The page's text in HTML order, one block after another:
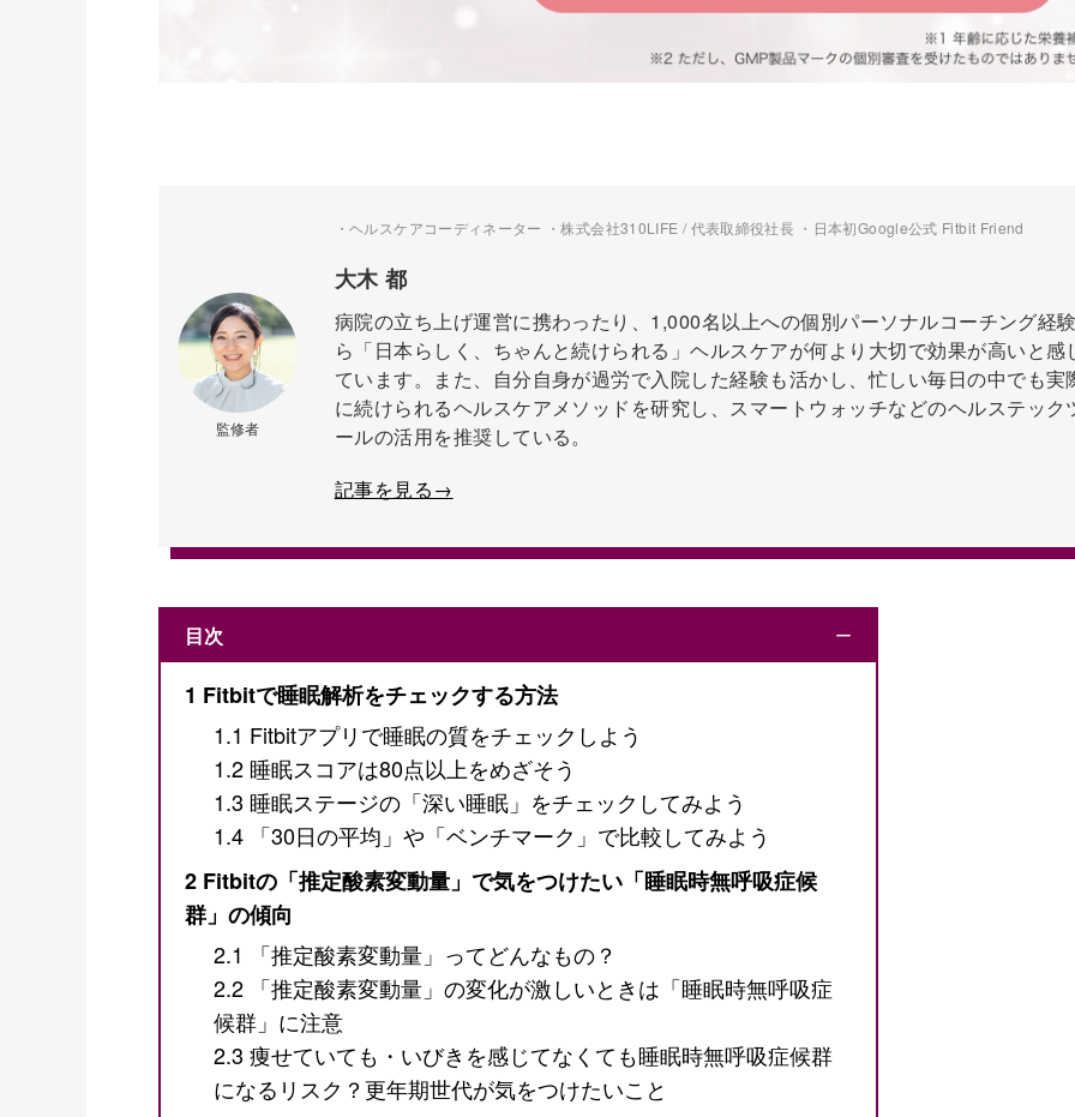
監修者
・ヘルスケアコーディネーター ・株式会社310LIFE / 代表取締役社長 ・日本初Google公式 Fitbit Friend
大木 都
病院の立ち上げ運営に携わったり、1,000名以上への個別パーソナルコーチング経
ら「日本らしく、ちゃんと続けられる」ヘルスケアが何より大切で効果が高いと感
ています。また、自分自身が過労で入院した経験も活かし、忙しい毎日の中でも実
に続けられるヘルスケアメソッドを研究し、スマートウォッチなどのヘルステック
ールの活用を推奨している。
記事を見る→
目次 ー
1 Fitbitで睡眠解析をチェックする方法
1.1 Fitbitアプリで睡眠の質をチェックしよう
1.2睡眠スコアは80点以上をめざそう
1.3 睡眠ステージの「深い睡眠」をチェックしてみよう
1.4 「30日の平均」や「ベンチマーク」で比較してみよう
2 Fitbitの「推定酸素変動量」で気をつけたい「睡眠時無呼吸症候
群」の傾向
2.1
「推定酸素変動量」ってどんなもの？
2.2 「推定酸素変動量」の変化が激しいときは「睡眠時無呼吸症
候群」に注意
2.3 痩せていても・いびきを感じてなくても睡眠時無呼吸症候群
になるリスク？更年期世代が気をつけたいこと